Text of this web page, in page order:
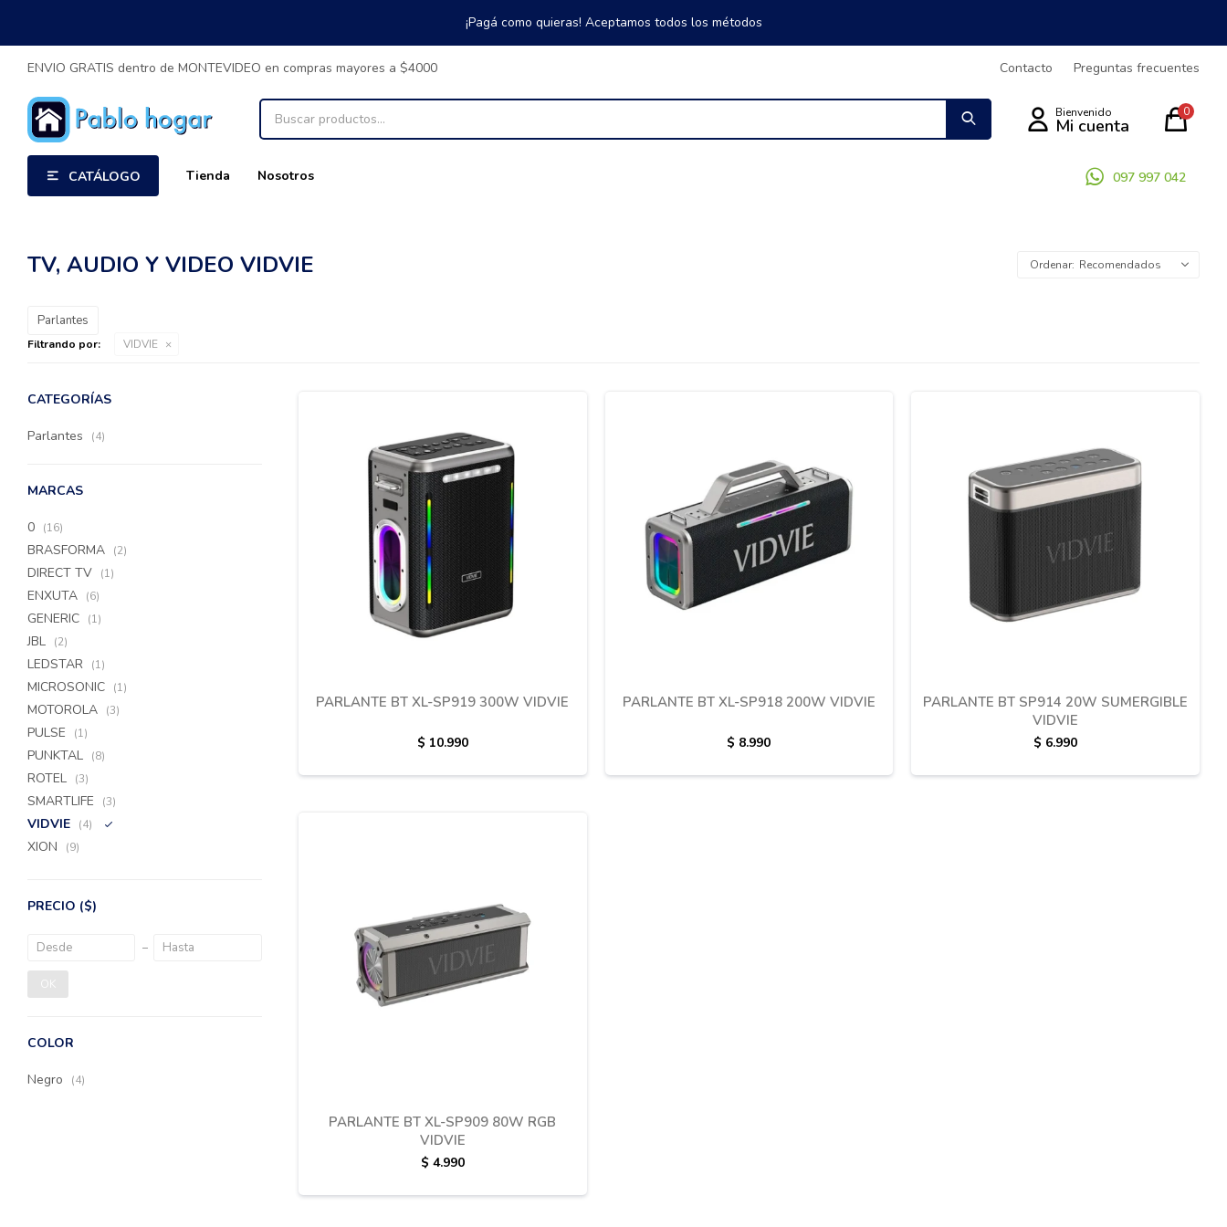
¡Pagá como quieras! Aceptamos todos los métodos
CATÁLOGO Tienda Nosotros 097 997 042
0
ENVIO GRATIS dentro de MONTEVIDEO en compras mayores a $4000 Contacto Preguntas frecuentes
TV, AUDIO Y VIDEO VIDVIE Recomendados
Parlantes
Filtrando por: VIDVIE
PARLANTE BT XL-SP919 300W VIDVIE
$ 10.990
PARLANTE BT XL-SP918 200W VIDVIE
$ 8.990
PARLANTE BT SP914 20W SUMERGIBLE
VIDVIE
$ 6.990
PARLANTE BT XL-SP909 80W RGB
VIDVIE
$ 4.990
CATEGORÍAS
Parlantes (4)
MARCAS
0 (16)
BRASFORMA (2)
DIRECT TV (1)
ENXUTA (6)
GENERIC (1)
JBL (2)
LEDSTAR (1)
MICROSONIC (1)
MOTOROLA (3)
PULSE (1)
PUNKTAL (8)
ROTEL (3)
SMARTLIFE (3)
VIDVIE (4)
XION (9)
PRECIO ($)
OK
COLOR
Negro (4)